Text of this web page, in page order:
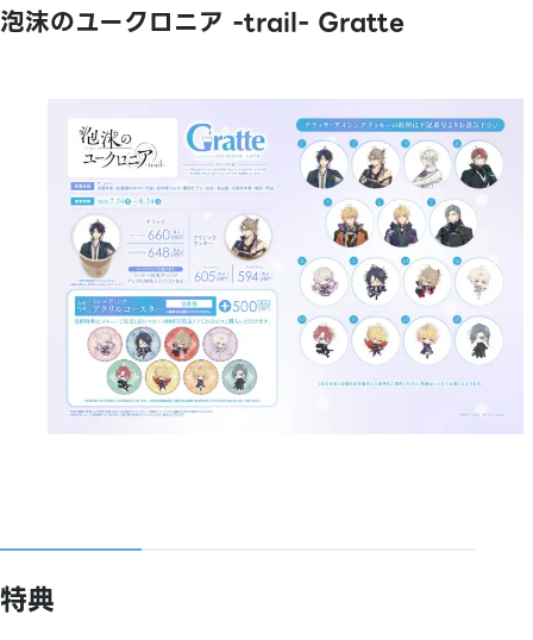
泡沫のユークロニア -trail- Gratte
特典